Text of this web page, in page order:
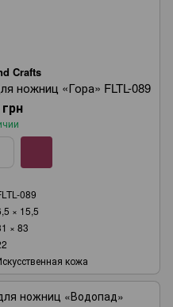
Crafts
ножниц «Гора» FLTL-089
089
× 15,5
× 83
кожа